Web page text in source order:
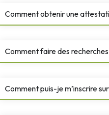
Comment obtenir une
Comment faire des
Comment puis-je m’inscrire